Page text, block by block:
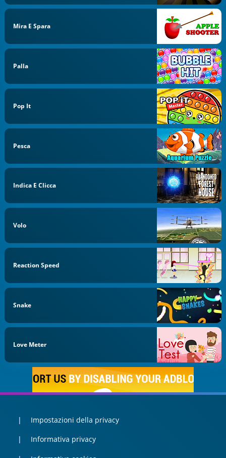
Mira E Spara
Palla
Pop It
Pesca
Indica E Clicca
Volo
Reaction Speed
Snake
Love Meter
Impostazioni della privacy
Informativa privacy